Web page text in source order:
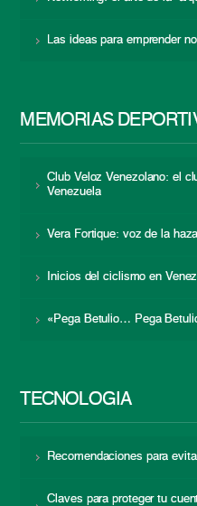
Las ideas para emprender
MEMORIAS
Club Veloz Venezolano: el
Venezuela
Vera Fortique: voz de la
Inicios del ciclismo en
«Pega Betulio… Pega
TECNOLOGÍA
Recomendaciones para
Claves para proteger tu